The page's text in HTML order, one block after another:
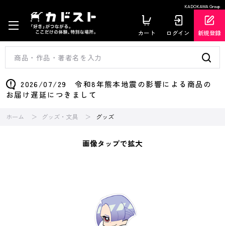
KADOKAWA Group
カート ログイン 新規登録
2026/07/29 令和8年熊本地震の影響による商品の
お届け遅延につきまして
ホーム グッズ・文具 グッズ
画像タップで拡大